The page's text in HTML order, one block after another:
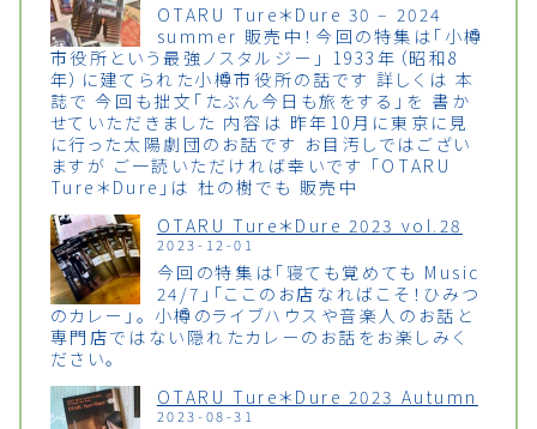
OTARU Ture＊Dure 30 – 2024
summer 販売中！今回の特集は「小樽
市役所という最強ノスタルジー」 1933年（昭和8
年）に建てられた小樽市役所の話です 詳しくは 本
誌で 今回も拙文「たぶん今日も旅をする」を 書か
せていただきました 内容は 昨年10月に東京に見
に行った太陽劇団のお話です お目汚しではござい
ますが ご一読いただければ幸いです 「OTARU
Ture＊Dure」は 杜の樹でも 販売中
OTARU Ture＊Dure 2023 vol.28
2023-12-01
今回の特集は「寝ても覚めても Music
24/7」「ここのお店なればこそ！ひみつ
のカレー」。 小樽のライブハウスや音楽人のお話と
専門店ではない隠れたカレーのお話をお楽しみく
ださい。
OTARU Ture＊Dure 2023 Autumn
2023-08-31